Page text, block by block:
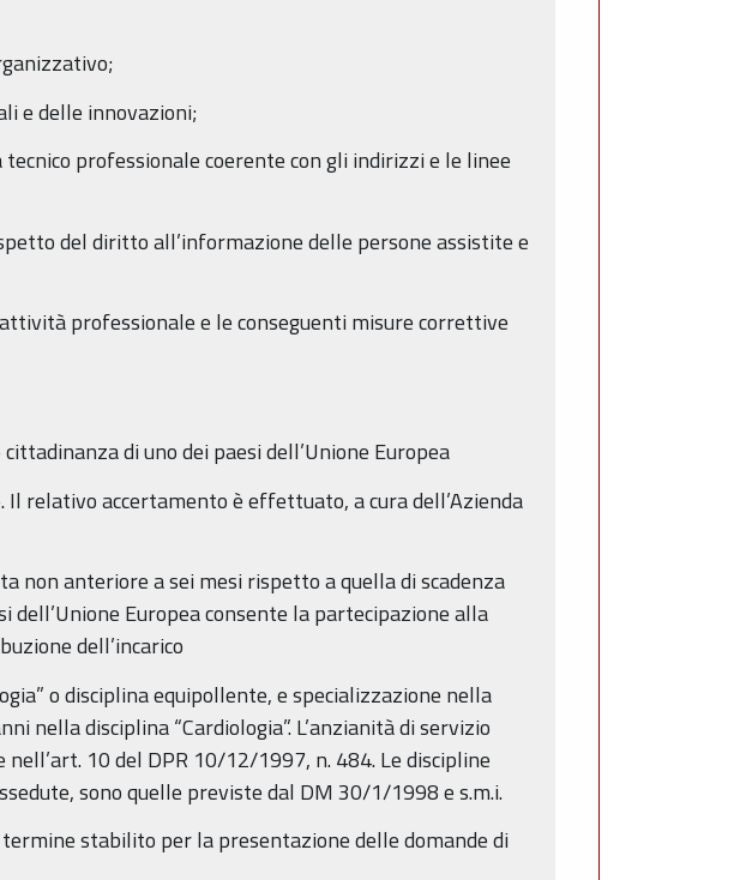
e delle innovazioni;
professionale coerente con gli indirizzi e le linee
del diritto all’informazione delle persone assistite e
professionale e le conseguenti misure correttive
di uno dei paesi dell’Unione Europea
relativo accertamento è effettuato, a cura dell’Azienda
non anteriore a sei mesi rispetto a quella di scadenza
dell’Unione Europea consente la partecipazione alla
dell’incarico
o disciplina equipollente, e specializzazione nella
nella disciplina “Cardiologia”. L’anzianità di servizio
10 del DPR 10/12/1997, n. 484. Le discipline
sono quelle previste dal DM 30/1/1998 e s.m.i.
stabilito per la presentazione delle domande di